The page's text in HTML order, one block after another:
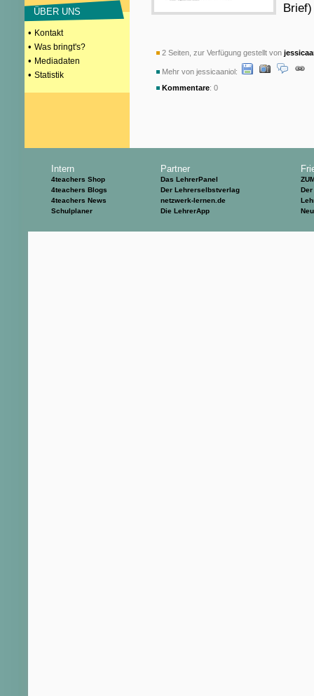
ÜBER UNS
• Kontakt
• Was bringt's?
• Mediadaten
• Statistik
Brief)
2 Seiten, zur Verfügung gestellt von
Mehr von jessicaaniol:
Kommentare: 0
Intern
4teachers Shop
4teachers Blogs
4teachers News
Schulplaner
Partner
Das LehrerPanel
Der Lehrerselbstverlag
netzwerk-lernen.de
Die LehrerApp